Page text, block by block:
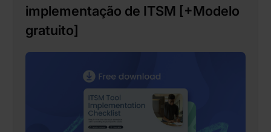
implementação de ITSM [+Modelo
gratuito]